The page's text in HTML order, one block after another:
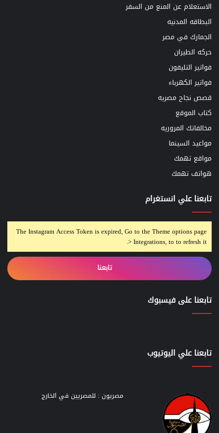
الاستعلام عن المنع من السفر
البطاقه المدنيه
الجمارك في مصر
حركه الطيران
فواتير التليفون
فواتير الكهرباء
قصص نجاح مصريه
كتاب الموقع
مخالفاتك المروريه
مواعيد السينما
مواقع تهمك
هواتف تهمك
تابعنا علي انستغرام
The Instagram Access Token is expired, Go to the Theme options page
> Integrations, to to refresh it.
تابعنا
تابعنا على فيسبوك
تابعنا علي اليوتيوب
مصريون : للمصريين في الخارج